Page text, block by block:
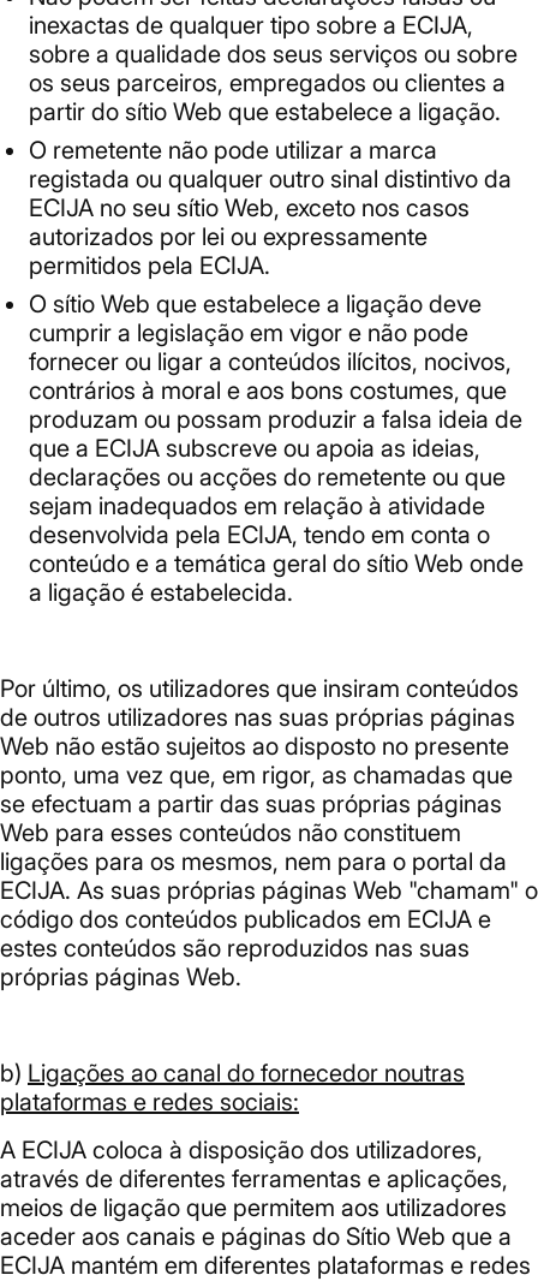
inexactas de qualquer tipo sobre a ECIJA,
sobre a qualidade dos seus serviços ou sobre
os seus parceiros, empregados ou clientes a
partir do sítio Web que estabelece a ligação.
O remetente não pode utilizar a marca
registada ou qualquer outro sinal distintivo da
ECIJA no seu sítio Web, exceto nos casos
autorizados por lei ou expressamente
permitidos pela ECIJA.
O sítio Web que estabelece a ligação deve
cumprir a legislação em vigor e não pode
fornecer ou ligar a conteúdos ilícitos, nocivos,
contrários à moral e aos bons costumes, que
produzam ou possam produzir a falsa ideia de
que a ECIJA subscreve ou apoia as ideias,
declarações ou acções do remetente ou que
sejam inadequados em relação à atividade
desenvolvida pela ECIJA, tendo em conta o
conteúdo e a temática geral do sítio Web onde
a ligação é estabelecida.
Por último, os utilizadores que insiram conteúdos
de outros utilizadores nas suas próprias páginas
Web não estão sujeitos ao disposto no presente
ponto, uma vez que, em rigor, as chamadas que
se efectuam a partir das suas próprias páginas
Web para esses conteúdos não constituem
ligações para os mesmos, nem para o portal da
ECIJA. As suas próprias páginas Web "chamam" o
código dos conteúdos publicados em ECIJA e
estes conteúdos são reproduzidos nas suas
próprias páginas Web.
b) Ligações ao canal do fornecedor noutras
plataformas e redes sociais:
A ECIJA coloca à disposição dos utilizadores,
através de diferentes ferramentas e aplicações,
meios de ligação que permitem aos utilizadores
aceder aos canais e páginas do Sítio Web que a
ECIJA mantém em diferentes plataformas e redes